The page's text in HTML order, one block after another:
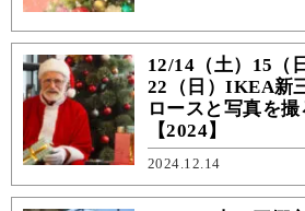
12/14（土）15（
22（日）IKEA新
ロースと写真を
【2024】
2024.12.14